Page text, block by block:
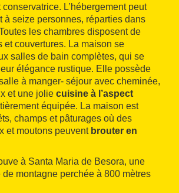
L’hébergement peut
à seize personnes, réparties dans
les chambres disposent de
et couvertures. La maison se
salles de bain complètes, qui se
élégance rustique. Elle possède
à manger- séjour avec cheminée,
et une jolie cuisine à l’aspect
équipée. La maison est
champs et pâturages où des
et moutons peuvent brouter en
à Santa Maria de Besora, une
de montagne perchée à 800 mètres